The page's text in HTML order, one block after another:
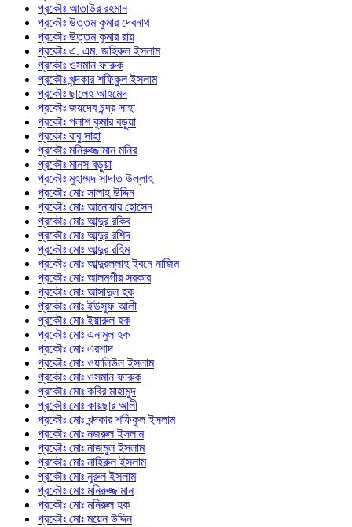
প্রকৌঃ আতাউর রহমান
প্রকৌঃ উত্তম কুমার দেবনাথ
প্রকৌঃ উত্তম কুমার রায়
প্রকৌঃ এ. এম. জহিরুল ইসলাম
প্রকৌঃ ওসমান ফারুক
প্রকৌঃ খন্দকার শফিকুল ইসলাম
প্রকৌঃ ছালেহ আহমেদ
প্রকৌঃ জয়দেব চন্দ্র সাহা
প্রকৌঃ পলাশ কুমার বড়ুয়া
প্রকৌঃ বাবু সাহা
প্রকৌঃ মনিরুজ্জামান মনির
প্রকৌঃ মানস বড়ুয়া
প্রকৌঃ মুহাম্মদ সাদাত উল্লাহ
প্রকৌঃ মোঃ সালাহ উদ্দিন
প্রকৌঃ মোঃ আনোয়ার হোসেন
প্রকৌঃ মোঃ আব্দুর রকিব
প্রকৌঃ মোঃ আব্দুর রশিদ
প্রকৌঃ মোঃ আব্দুর রহিম
প্রকৌঃ মোঃ আব্দুরল্লাহ ইবনে নাজিম
প্রকৌঃ মোঃ আলমগীর সরকার
প্রকৌঃ মোঃ আসাদুল হক
প্রকৌঃ মোঃ ইউসুফ আলী
প্রকৌঃ মোঃ ইয়ারুল হক
প্রকৌঃ মোঃ এনামুল হক
প্রকৌঃ মোঃ এরশাদ
প্রকৌঃ মোঃ ওয়ালিউল ইসলাম
প্রকৌঃ মোঃ ওসমান ফারুক
প্রকৌঃ মোঃ কবির মাহামুদ
প্রকৌঃ মোঃ কায়ছার আলী
প্রকৌঃ মোঃ খন্দকার শফিকুল ইসলাম
প্রকৌঃ মোঃ নজরুল ইসলাম
প্রকৌঃ মোঃ নাজমুল ইসলাম
প্রকৌঃ মোঃ নাহিরুল ইসলাম
প্রকৌঃ মোঃ নুরুল ইসলাম
প্রকৌঃ মোঃ মনিরুজ্জামান
প্রকৌঃ মোঃ মনিরুল হক
প্রকৌঃ মোঃ ময়েন উদ্দিন